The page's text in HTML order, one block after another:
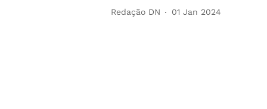
Redação DN 01 Jan 2024